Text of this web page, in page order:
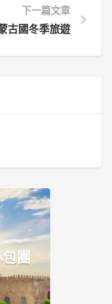
下一篇文章
古國冬季旅遊
團